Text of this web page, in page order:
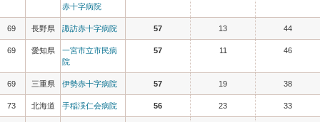
赤十字病院
69 長野県 諏訪赤十字病院 57 13 44
69 愛知県
一宮市立市民病
院
57 11 46
69 三重県 伊勢赤十字病院 57 19 38
73 北海道 手稲渓仁会病院 56 23 33